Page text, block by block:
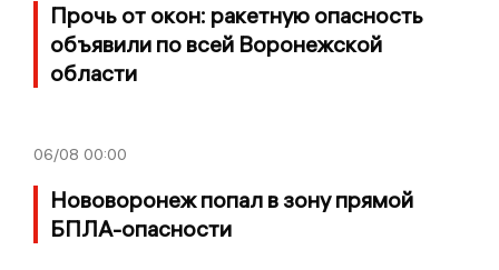
Прочь от окон: ракетную опасность
объявили по всей Воронежской
области
06/08 00:00
Нововоронеж попал в зону прямой
БПЛА-опасности